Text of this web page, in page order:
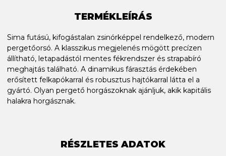
TERMÉKLEÍRÁS
Sima futású, kifogástalan zsinórképpel rendelkező, modern
pergetőorsó. A klasszikus megjelenés mögött precízen
állítható, letapadástól mentes fékrendszer és strapabíró
meghajtás található. A dinamikus fárasztás érdekében
erősített felkapókarral és robusztus hajtókarral látta el a
gyártó. Olyan pergető horgászoknak ajánljuk, akik kapitális
halakra horgásznak.
RÉSZLETES ADATOK